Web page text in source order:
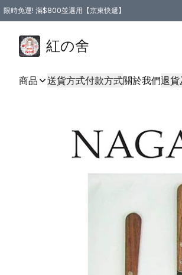
限時免運! 滿$800並選用【京東快遞】
紅の舍
商品 送貨方式付款方式關於我們退貨